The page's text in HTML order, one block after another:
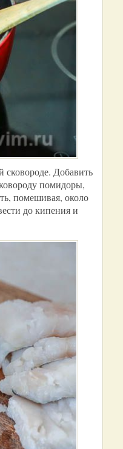
сковороде. Добавить
помидоры,
помешивая, около
до кипения и